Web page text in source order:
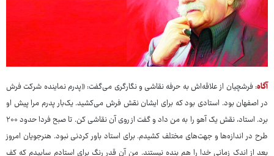
آگاه: فرشچیان از علاقه‌اش به حرفه نقاشی و نگارگری می‌گفت: «پدرم نماینده شرکت فرش
در اصفهان بود. استادی بود که برای ایشان نقش فرش می‌کشید. یک‌بار پدرم مرا پیش او
برد. استاد، نقش یک آهو را به من داد و گفت از روی آن نقاشی کن. تا صبح فردا حدود ۲۰۰
طرح در اندازه‌ها و جهت‌های مختلف کشیدم. برای استاد باور کردنی نبود. هنرجویان امروز
بعد از اندک زمانی خدا را هم بنده نیستند. من آن قدر رنگ برای استادم سابیدم که کف